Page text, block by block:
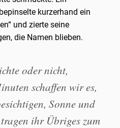
kurzerhand ein
und zierte seine
die Namen blieben.
oder nicht,
schaffen wir es,
Sonne und
ihr Übriges zum